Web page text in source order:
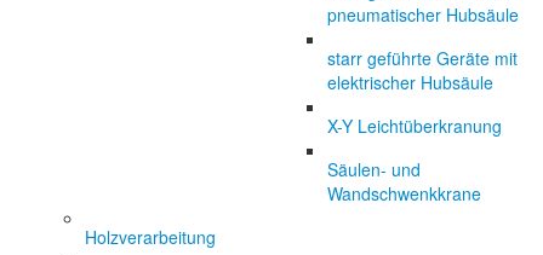
pneumatischer Hubsäule
starr geführte Geräte mit
elektrischer Hubsäule
X-Y Leichtüberkranung
Säulen- und
Wandschwenkkrane
Holzverarbeitung